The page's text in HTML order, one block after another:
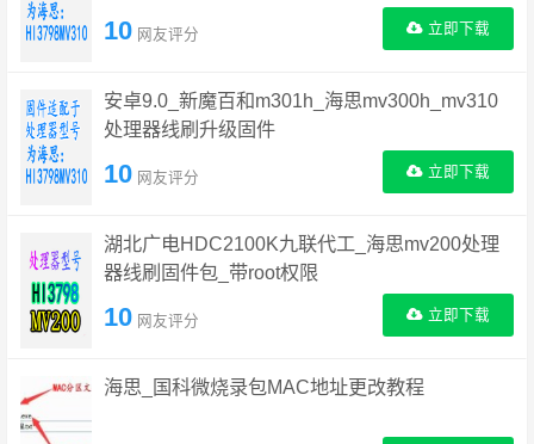
10 网友评分 立即下载
安卓9.0_新魔百和m301h_海思mv300h_mv310
处理器线刷升级固件
10 网友评分 立即下载
湖北广电HDC2100K九联代工_海思mv200处理
器线刷固件包_带root权限
10 网友评分 立即下载
海思_国科微烧录包MAC地址更改教程